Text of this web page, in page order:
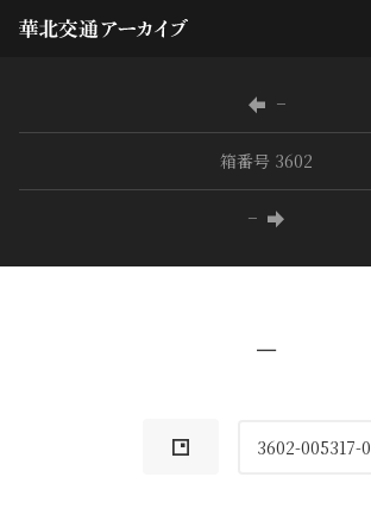
−
箱番号 3602
−
−
3602-005317-0